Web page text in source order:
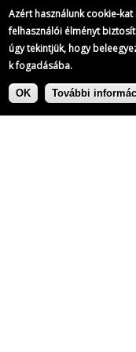
Azért használunk cookie-
felhasználói élményt
úgy tekintjük, hogy
k fogadásába.
OK További
Ugrás
Címke: